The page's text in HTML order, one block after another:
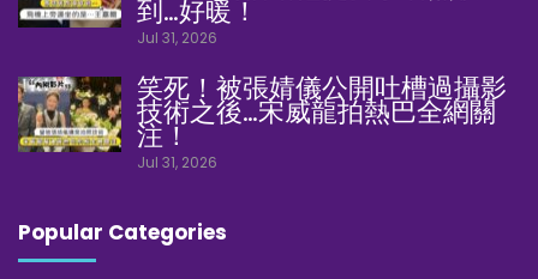
到…好暖！
Jul 31, 2026
笑死！被張婧儀公開吐槽過攝影
技術之後…宋威龍拍熱巴全網關
注！
Jul 31, 2026
Popular Categories